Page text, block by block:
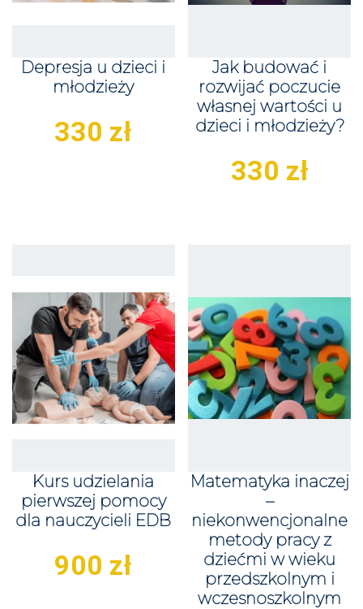
Depresja u dzieci i
młodzieży
330 zł
Jak budować i
rozwijać poczucie
własnej wartości u
dzieci i młodzieży?
330 zł
Kurs udzielania
pierwszej pomocy
dla nauczycieli EDB
900 zł
Matematyka inaczej
–
niekonwencjonalne
metody pracy z
dziećmi w wieku
przedszkolnym i
wczesnoszkolnym